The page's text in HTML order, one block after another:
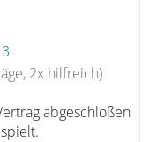
2x hilfreich)
abgeschloßen